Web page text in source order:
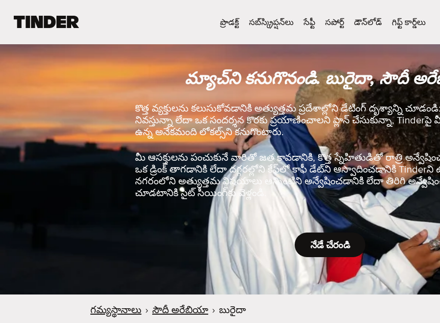
e
ప్రొడక్ట్ సబ్‌స్క్రిప్షన్‌లు సేఫ్టీ సపోర్ట్ డౌన్‌లోడ్ గిఫ్ట్ కార్డ్‌లు
మ్యాచ్‌ని కనుగొనండి. బురైదా, సౌదీ
కొత్త వ్యక్తులను కలుసుకోవడానికి అత్యుత్తమ ప్రదేశాల్లోని డేటింగ్ దృశ్యాన్ని
నివస్తున్నా లేదా ఒక సందర్శన కొరకు ప్రయాణించాలని ప్లాన్ చేసుకున్నా, Tinderపై
ఉన్న అనేకమంది లోకల్స్‌ని కనుగొంటారు.
మీ ఆసక్తులను పంచుకునే వారితో జత కావడానికి, కొత్త స్నేహితుడితో రాత్రి
ఒక డ్రింక్ తాగడానికి లేదా దగ్గరల్లోని కేఫ్‌లో కాఫీ డేట్‌ని ఆస్వాదించడానికి
నగరంలోని అత్యుత్తమ విషయాలు అన్నింటిని అన్వేషించడానికి లేదా తిరిగి
చూడటానికి సైట్ సీయింగ్‌కు వెళ్లండి.
నేడే చేరండి
గమ్యస్థానాలు › సౌదీ అరేబియా › బురైదా